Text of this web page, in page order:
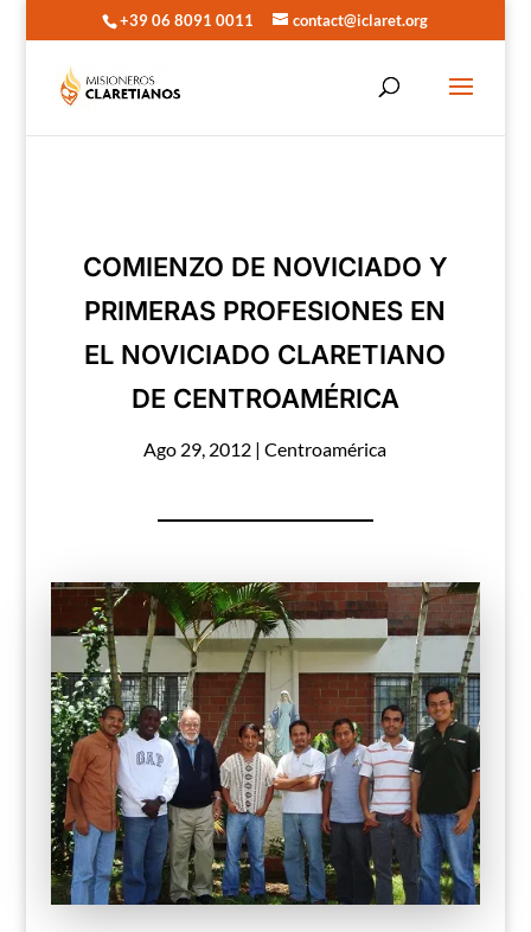
+39 06 8091 0011 contact@iclaret.org
COMIENZO DE NOVICIADO Y
PRIMERAS PROFESIONES EN
EL NOVICIADO CLARETIANO
DE CENTROAMÉRICA
Ago 29, 2012 |Centroamérica